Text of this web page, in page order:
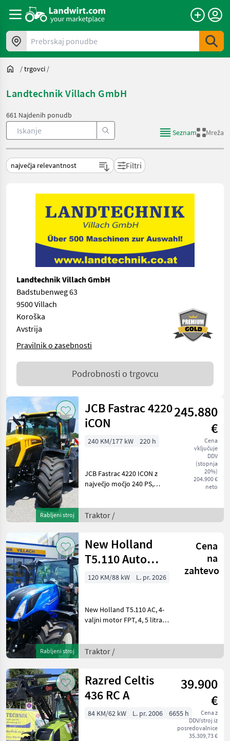
Prebrskaj ponudbe
/trgovci /
Landtechnik Villach GmbH
661 Najdenih ponudb
Seznam
Mreža
Filtri
Landtechnik Villach GmbH
Badstubenweg 63
9500 Villach
Koroška
Avstrija
Pravilnik o zasebnosti
Podrobnosti o trgovcu
Rabljeni stroj
JCB Fastrac 4220
iCON
245.880
€
Cena
vključuje
DDV
(stopnja
20%)
204.900 €
neto
240 KM/177 kW 220 h
JCB Fastrac 4220 ICON z
največjo močjo 240 PS,
km/h pri zmanjšanih
vrtljajih, hidropnevmatskim
kolutni
Traktor /
Rabljeni stroj
New Holland
T5.110 Auto
Command
Cena
na
zahtevo
120 KM/88 kW L. pr. 2026
New Holland T5.110 AC, 4-
valjni motor FPT, 4, 5 litra,
vgrajena sprednja
hidravlika s 7-pinsko
Traktor /
Razred Celtis
436 RC A
39.900
€
Cena z
DDV/stroj iz
posredovalnice
35.309,73 €
84 KM/62 kW L. pr. 2006 6655 h